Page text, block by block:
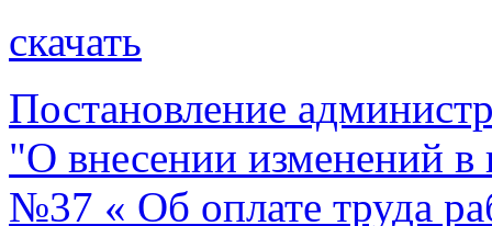
скачать
Постановление
"О внесении изменений в
№37 « Об оплате труда